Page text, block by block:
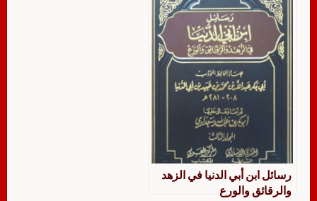
رسائل ابن أبي الدنيا في الزهد
والرقائق والورع